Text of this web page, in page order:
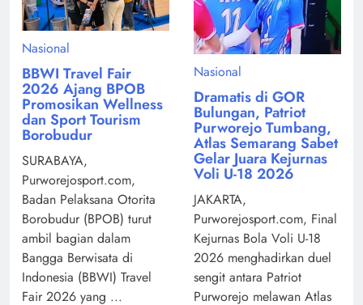
Nasional
BBWI Travel Fair
2026 Ajang BPOB
Promosikan Wellness
dan Sport Tourism
Borobudur
SURABAYA,
Purworejosport.com,
Badan Pelaksana Otorita
Borobudur (BPOB) turut
ambil bagian dalam
Bangga Berwisata di
Indonesia (BBWI) Travel
Fair 2026 yang ...
Nasional
Dramatis di GOR
Bulungan, Patriot
Purworejo Tumbang,
Atlas Semarang Sabet
Gelar Juara Kejurnas
Voli U-18 2026
JAKARTA,
Purworejosport.com, Final
Kejurnas Bola Voli U-18
2026 menghadirkan duel
sengit antara Patriot
Purworejo melawan Atlas